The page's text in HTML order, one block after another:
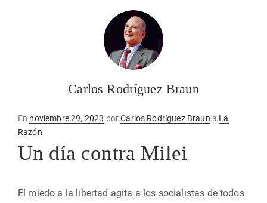
Carlos Rodríguez Braun
En Publicado
en
noviembre 29, 2023 porCarlos Rodríguez Braun a La
Razón
Un día contra Milei
El miedo a la libertad agita a los socialistas de todos